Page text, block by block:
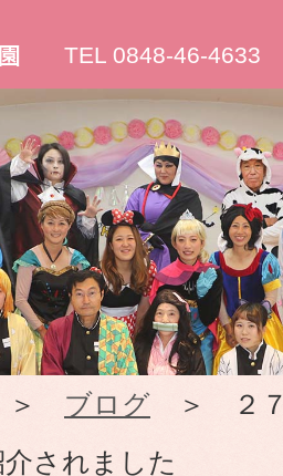
新
高
山
め
ぐ
み
幼
TEL 0848-46-4633
ブログ ＞ ２７
されました